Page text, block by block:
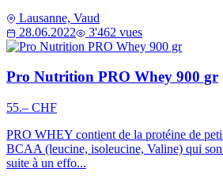
Lausanne, Vaud
28.06.2022
3'462 vues
Pro Nutrition PRO Whey 900 gr
55.– CHF
PRO WHEY contient de la protéine de
BCAA (leucine, isoleucine, Valine) qui
suite à un effo...